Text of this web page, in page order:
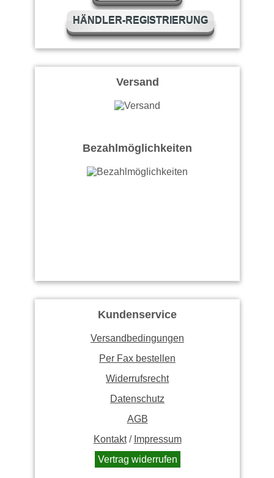
HÄNDLER-REGISTRIERUNG
Versand
Bezahlmöglichkeiten
Kundenservice
Versandbedingungen
Per Fax bestellen
Widerrufsrecht
Datenschutz
AGB
Kontakt/ Impressum
Vertrag widerrufen